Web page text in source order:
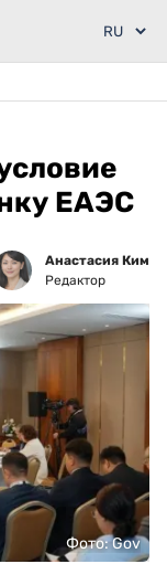
ЕАЭС
Анастасия Ким
Редактор
Фото: Gov